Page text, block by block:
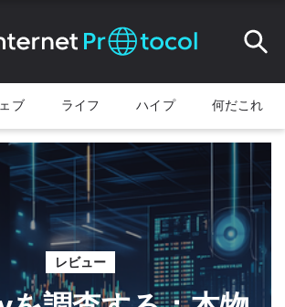
ブ ライフ ハイプ 何だこれ
レビュー